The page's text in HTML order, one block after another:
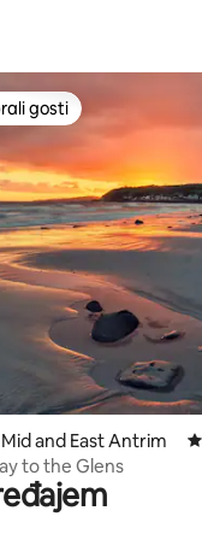
5, recenzija: 250
gosti
gosti
and East Antrim
to the Glens